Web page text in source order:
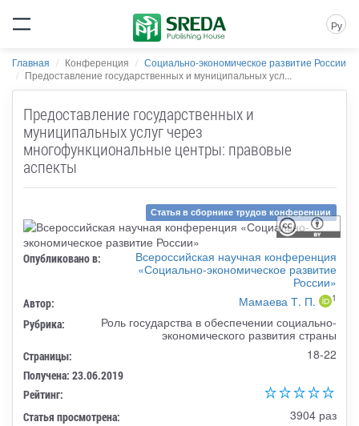
Ру
Главная Конференция
Социально-экономическое развитие России
Предоставление государственных и муниципальных усл...
Предоставление государственных и
муниципальных услуг через
многофункциональные центры: правовые
аспекты
Статья в сборнике трудов конференции
Опубликовано в:
Всероссийская научная конференция
«Социально-экономическое развитие
России»
Автор: Мамаева Т. П. 1
Рубрика:
Роль государства в обеспечении социально-
экономического развития страны
Страницы: 18-22
Получена: 23.06.2019
Рейтинг:
Статья просмотрена:
3904 раз